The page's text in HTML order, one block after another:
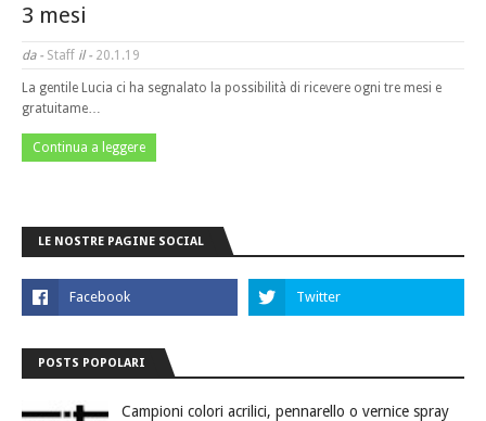
3 mesi
da - Staff il - 20.1.19
La gentile Lucia ci ha segnalato la possibilità di ricevere ogni tre mesi e
gratuitame…
Continua a leggere
LE NOSTRE PAGINE SOCIAL
POSTS POPOLARI
Campioni colori acrilici, pennarello o vernice spray